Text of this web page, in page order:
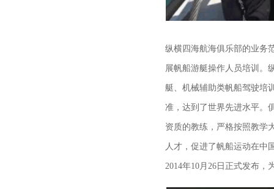
纵横四海航海俱乐部的业务
展帆船游艇操作人员培训。
艇、机械辅助类帆船驾驶培
准，达到了世界先进水平。
资质的教练，严格按照教学
人才，促进了帆船运动在中
2014年10月26日正式发布